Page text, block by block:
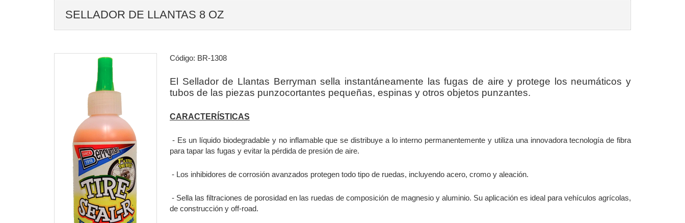
SELLADOR DE LLANTAS 8 OZ
Código: BR-1308
El Sellador de Llantas Berryman sella instantáneamente las fugas de aire y protege los neumáticos y
tubos de las piezas punzocortantes pequeñas, espinas y otros objetos punzantes.
CARACTERÍSTICAS
- Es un líquido biodegradable y no inflamable que se distribuye a lo interno permanentemente y utiliza una innovadora tecnología de fibra
para tapar las fugas y evitar la pérdida de presión de aire.
- Los inhibidores de corrosión avanzados protegen todo tipo de ruedas, incluyendo acero, cromo y aleación.
- Sella las filtraciones de porosidad en las ruedas de composición de magnesio y aluminio. Su aplicación es ideal para vehículos agrícolas,
de construcción y off-road.